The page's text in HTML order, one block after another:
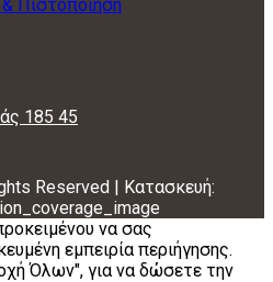
Πιστοποίηση
185 45
Reserved | Κατασκευή:
να σας
εμπειρία περιήγησης.
Όλων", για να δώσετε την